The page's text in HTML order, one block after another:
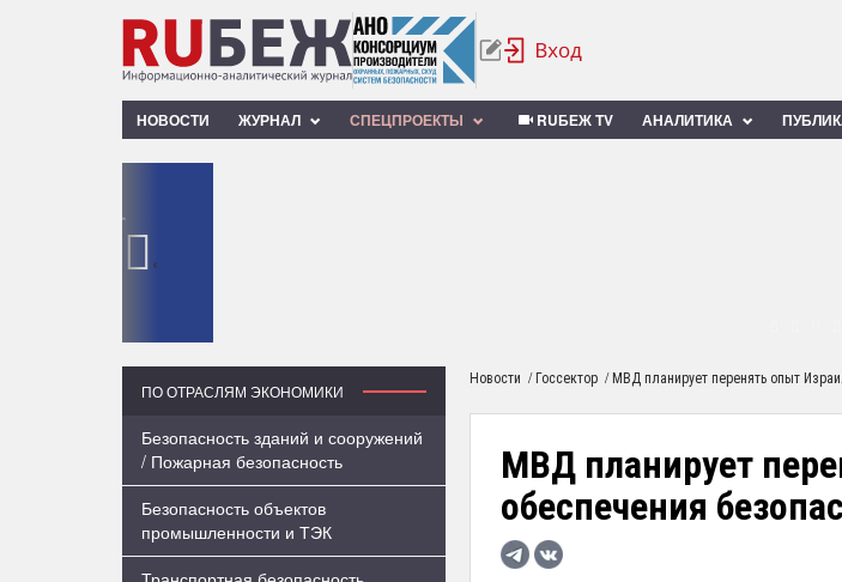
НОВОСТИ ЖУРНАЛ СПЕЦПРОЕКТЫ RUБЕЖ TV АНАЛИТИКА
‹
ПО ОТРАСЛЯМ ЭКОНОМИКИ
Безопасность зданий и сооружений
/ Пожарная безопасность
Безопасность объектов
промышленности и ТЭК
Новости / Госсектор / МВД планирует перенять опыт
МВД планирует
обеспечения